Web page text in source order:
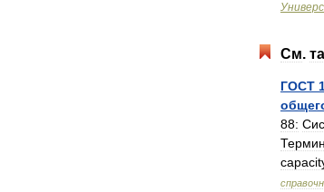
См.
ГОСТ
88: